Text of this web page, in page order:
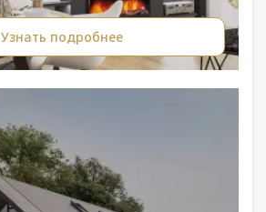
Узнать подробнее